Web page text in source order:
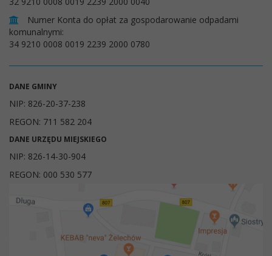
Numer Konta do opłat za gospodarowanie odpadami
komunalnymi:
34 9210 0008 0019 2239 2000 0780
DANE GMINY
NIP: 826-20-37-238
REGON: 711 582 204
DANE URZĘDU MIEJSKIEGO
NIP: 826-14-30-904
REGON: 000 530 577